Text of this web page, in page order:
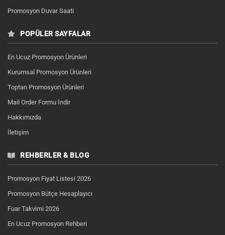
Promosyon Duvar Saati
POPÜLER SAYFALAR
En Ucuz Promosyon Ürünleri
Kurumsal Promosyon Ürünleri
Toptan Promosyon Ürünleri
Mail Order Formu İndir
Hakkımızda
İletişim
REHBERLER & BLOG
Promosyon Fiyat Listesi 2026
Promosyon Bütçe Hesaplayıcı
Fuar Takvimi 2026
En Ucuz Promosyon Rehberi